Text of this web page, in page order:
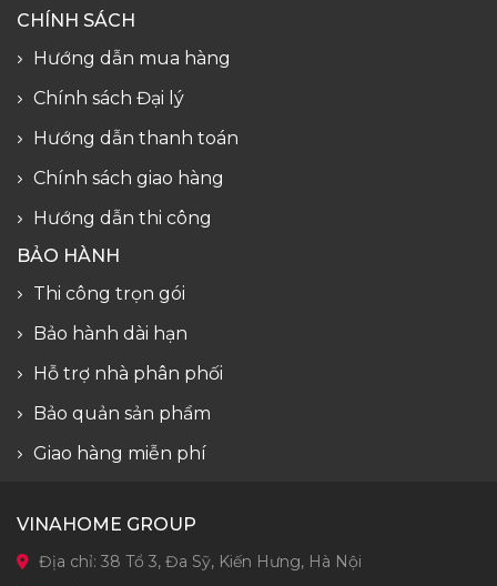
CHÍNH SÁCH
Hướng dẫn mua hàng
Chính sách Đại lý
Hướng dẫn thanh toán
Chính sách giao hàng
Hướng dẫn thi công
BẢO HÀNH
Thi công trọn gói
Bảo hành dài hạn
Hỗ trợ nhà phân phối
Bảo quản sản phẩm
Giao hàng miễn phí
VINAHOME GROUP
Địa chỉ: 38 Tổ 3, Đa Sỹ, Kiến Hưng, Hà Nội